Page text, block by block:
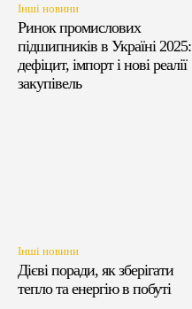
Інші новини
Ринок промислових
підшипників в Україні 2025:
дефіцит, імпорт і нові реалії
закупівель
Інші новини
Дієві поради, як зберігати
тепло та енергію в побуті